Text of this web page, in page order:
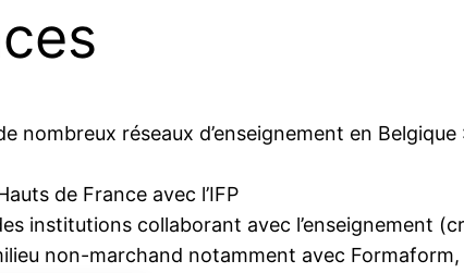
nombreux réseaux d’enseignement en
de France avec l’IFP
institutions collaborant avec l’enseignement
non-marchand notamment avec